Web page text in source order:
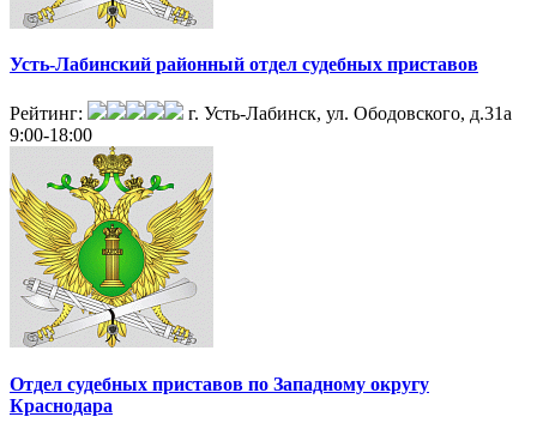
Усть-Лабинский районный отдел судебных приставов
Рейтинг:
г. Усть-Лабинск, ул. Ободовского, д.31а
9:00-18:00
Отдел судебных приставов по Западному округу
Краснодара